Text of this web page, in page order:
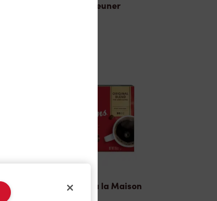
Déjeuner
TimMD à la Maison